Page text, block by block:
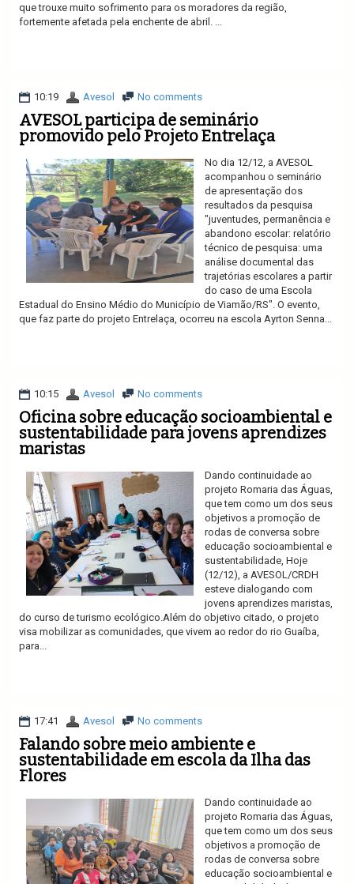
que trouxe muito sofrimento para os moradores da região,
fortemente afetada pela enchente de abril. ...
10:19 Avesol No comments
AVESOL participa de seminário
promovido pelo Projeto Entrelaça
No dia 12/12, a AVESOL
acompanhou o seminário
de apresentação dos
resultados da pesquisa
"juventudes, permanência e
abandono escolar: relatório
técnico de pesquisa: uma
análise documental das
trajetórias escolares a partir
do caso de uma Escola
Estadual do Ensino Médio do Município de Viamão/RS". O evento,
que faz parte do projeto Entrelaça, ocorreu na escola Ayrton Senna...
10:15 Avesol No comments
Oficina sobre educação socioambiental e
sustentabilidade para jovens aprendizes
maristas
Dando continuidade ao
projeto Romaria das Águas,
que tem como um dos seus
objetivos a promoção de
rodas de conversa sobre
educação socioambiental e
sustentabilidade, Hoje
(12/12), a AVESOL/CRDH
esteve dialogando com
jovens aprendizes maristas,
do curso de turismo ecológico.Além do objetivo citado, o projeto
visa mobilizar as comunidades, que vivem ao redor do rio Guaíba,
para...
17:41 Avesol No comments
Falando sobre meio ambiente e
sustentabilidade em escola da Ilha das
Flores
Dando continuidade ao
projeto Romaria das Águas,
que tem como um dos seus
objetivos a promoção de
rodas de conversa sobre
educação socioambiental e